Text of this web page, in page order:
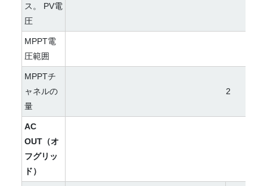
ス。 PV電
圧
MPPT電
圧範囲
MPPTチ
ャネルの
量
2
AC
OUT（オ
フグリッ
ド）